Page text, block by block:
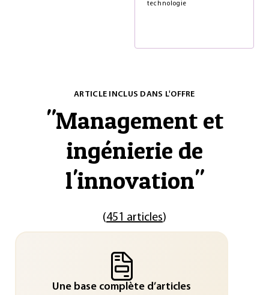
technologie
ARTICLE INCLUS DANS L'OFFRE
"Management et
ingénierie de
l'innovation"
(451 articles)
Une base complète d’articles